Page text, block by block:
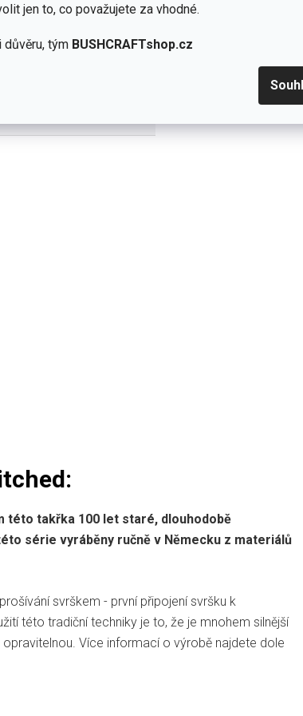
jen to, co považujete za vhodné.
důvěru, tým BUSHCRAFTshop.cz
použití v lehkém
této takřka 100 let staré, dlouhodobě
série vyráběny ručně v Německu z materiálů
svrškem - první připojení svršku k
této tradiční techniky je to, že je mnohem silnější
Více informací o výrobě najdete dole